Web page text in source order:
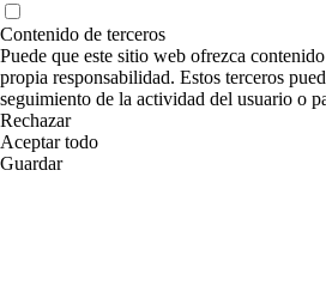
Contenido de terceros
Puede que este sitio web ofrezca
propia responsabilidad. Estos terceros
seguimiento de la actividad del usuario o
Rechazar
Aceptar todo
Guardar